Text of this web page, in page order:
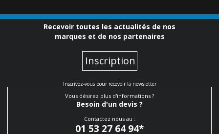
Recevoir toutes les actualités de nos
marques et de nos partenaires
Inscription
Inscrivez-vous pour recevoir la newsletter
Vous désirez plus d'informations ?
Besoin d'un devis ?
Contactez nous au :
01 53 27 64 94*